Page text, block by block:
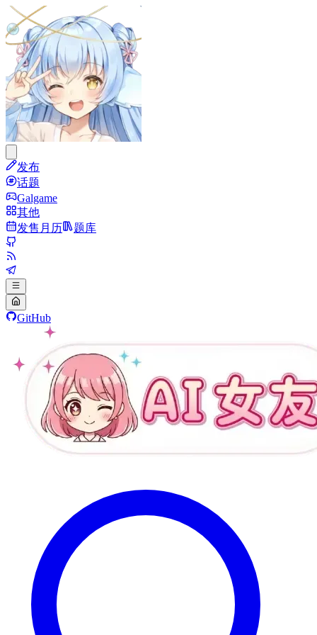
发布
话题
Galgame
其他
发售月历
题库
GitHub